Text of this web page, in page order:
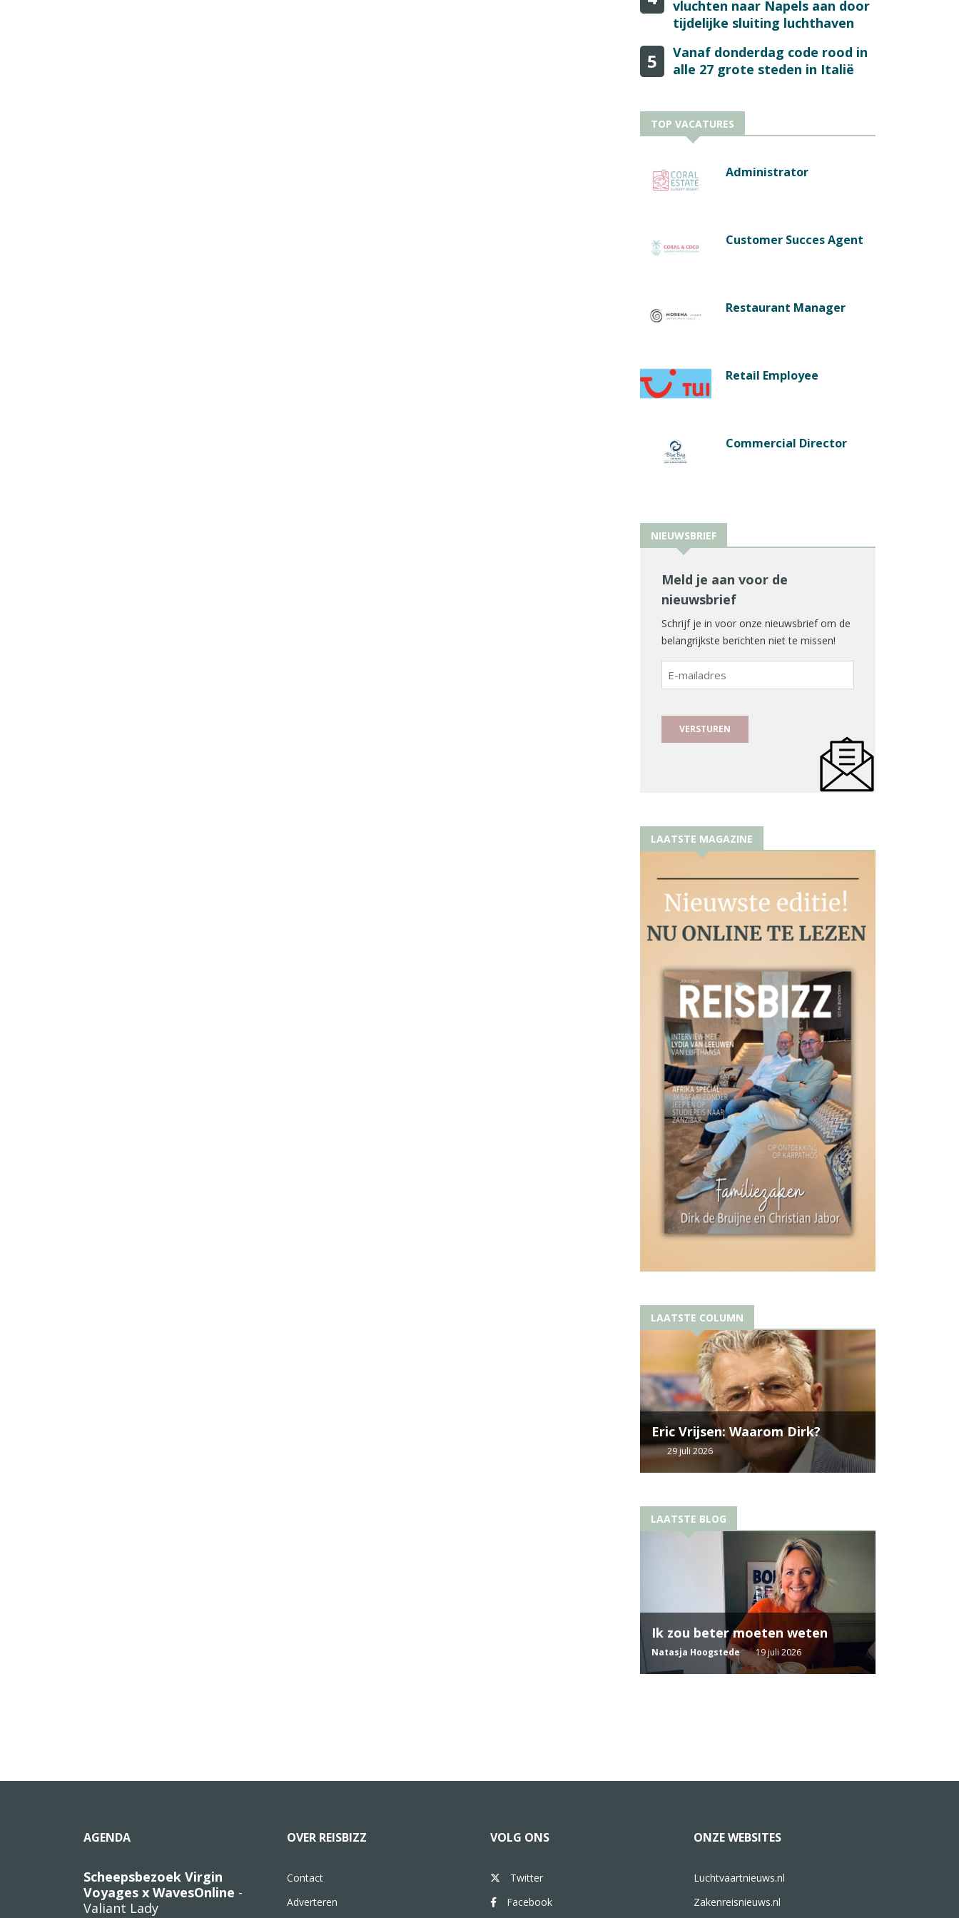
vluchten naar Napels aan door
tijdelijke sluiting luchthaven
5
Vanaf donderdag code rood in
alle 27 grote steden in Italië
TOP VACATURES
Administrator
Customer Succes Agent
Restaurant Manager
Retail Employee
Commercial Director
NIEUWSBRIEF
Meld je aan voor de
nieuwsbrief
Schrijf je in voor onze nieuwsbrief om de
belangrijkste berichten niet te missen!
E-
mailadres
LAATSTE MAGAZINE
LAATSTE COLUMN
Eric Vrijsen: Waarom Dirk?
29 juli 2026
LAATSTE BLOG
Ik zou beter moeten weten
Natasja Hoogstede 19 juli 2026
AGENDA
Scheepsbezoek Virgin
Voyages x WavesOnline -
Valiant Lady
OVER REISBIZZ
Contact
Adverteren
VOLG ONS
Twitter
Facebook
ONZE WEBSITES
Luchtvaartnieuws.nl
Zakenreisnieuws.nl